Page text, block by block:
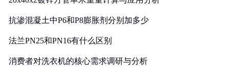
抗渗混凝土中P6和P8膨胀剂分别加多少
法兰PN25和PN16有什么区别
消费者对洗衣机的核心需求调研与分析